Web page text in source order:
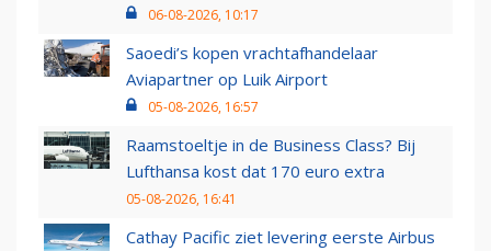
06-08-2026, 10:17
Saoedi’s kopen vrachtafhandelaar
Aviapartner op Luik Airport
05-08-2026, 16:57
Raamstoeltje in de Business Class? Bij
Lufthansa kost dat 170 euro extra
05-08-2026, 16:41
Cathay Pacific ziet levering eerste Airbus